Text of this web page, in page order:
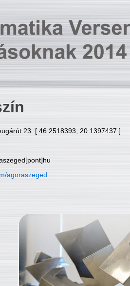
23. [ 46.2518393, 20.1397437 ]
agoraszeged